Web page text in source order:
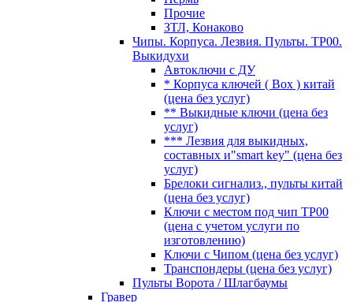
Прочие
ЗТЛ, Конаково
Чипы. Корпуса. Лезвия. Пульты. TP00.
Выкидухи
Автоключи с ДУ
* Корпуса ключей ( Box ) китай
(цена без услуг)
** Выкидные ключи (цена без
услуг)
*** Лезвия для выкидных,
составных и"smart key" (цена без
услуг)
Брелоки сигнализ., пульты китай
(цена без услуг)
Ключи с местом под чип TP00
(цена с учетом услуги по
изготовлению)
Ключи с Чипом (цена без услуг)
Транспондеры (цена без услуг)
Пульты Ворота / Шлагбаумы
Гравер